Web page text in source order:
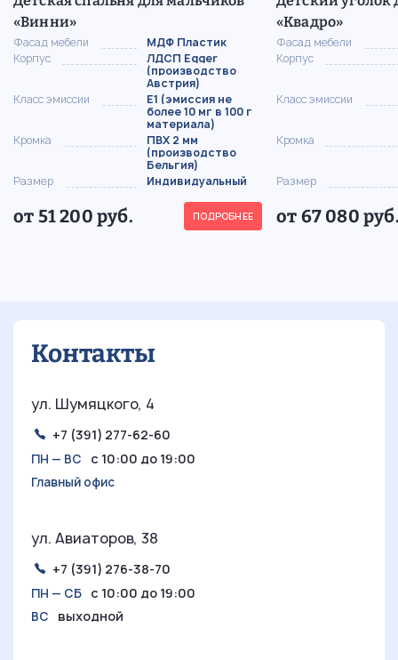
«Винни»
Фасад мебели
МДФ Пластик
Корпус
ЛДСП Egger
(производство
Австрия)
Класс эмиссии
Е1 (эмиссия не
более 10 мг в 100 г
материала)
Кромка
ПВХ 2 мм
(производство
Бельгия)
Размер
Индивидуальный
от 51 200 руб. ПОДРОБНЕЕ
«Квадро»
Фасад мебели
Корпус
Класс эмиссии
Кромка
Размер
от 67 080
Контакты
ул. Шумяцкого, 4
+7 (391) 277-62-60
ПН — ВС с 10:00 до 19:00
Главный офис
ул. Авиаторов, 38
+7 (391) 276-38-70
ПН — СБ с 10:00 до 19:00
ВС выходной